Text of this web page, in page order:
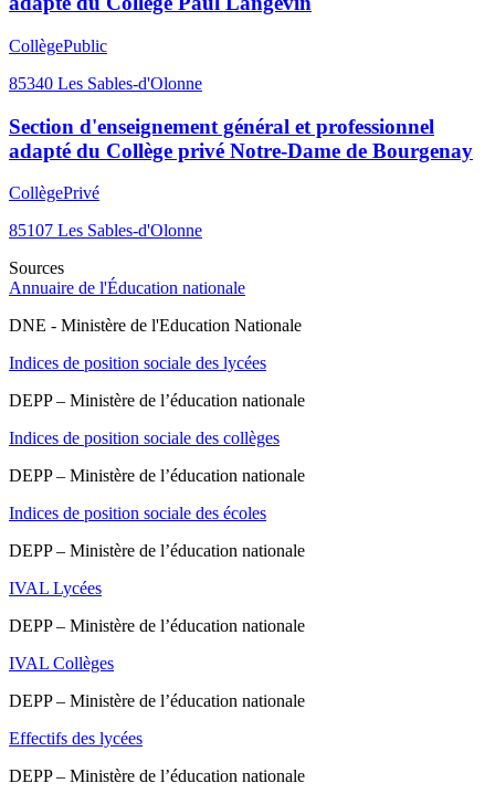
CollègePublic
85340 Les Sables-d'Olonne
Section d'enseignement général et professionnel
adapté du Collège privé Notre-Dame de Bourgenay
CollègePrivé
85107 Les Sables-d'Olonne
Sources
Annuaire de l'Éducation nationale
DNE - Ministère de l'Education Nationale
Indices de position sociale des lycées
DEPP – Ministère de l’éducation nationale
Indices de position sociale des collèges
DEPP – Ministère de l’éducation nationale
Indices de position sociale des écoles
DEPP – Ministère de l’éducation nationale
IVAL Lycées
DEPP – Ministère de l’éducation nationale
IVAL Collèges
DEPP – Ministère de l’éducation nationale
Effectifs des lycées
DEPP – Ministère de l’éducation nationale